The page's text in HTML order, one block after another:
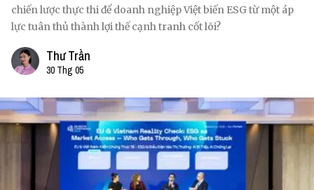
chiến lược thực thi để doanh nghiệp Việt biến ESG từ một áp
lực tuân thủ thành lợi thế cạnh tranh cốt lõi?
Thư Trần
30 Thg 05